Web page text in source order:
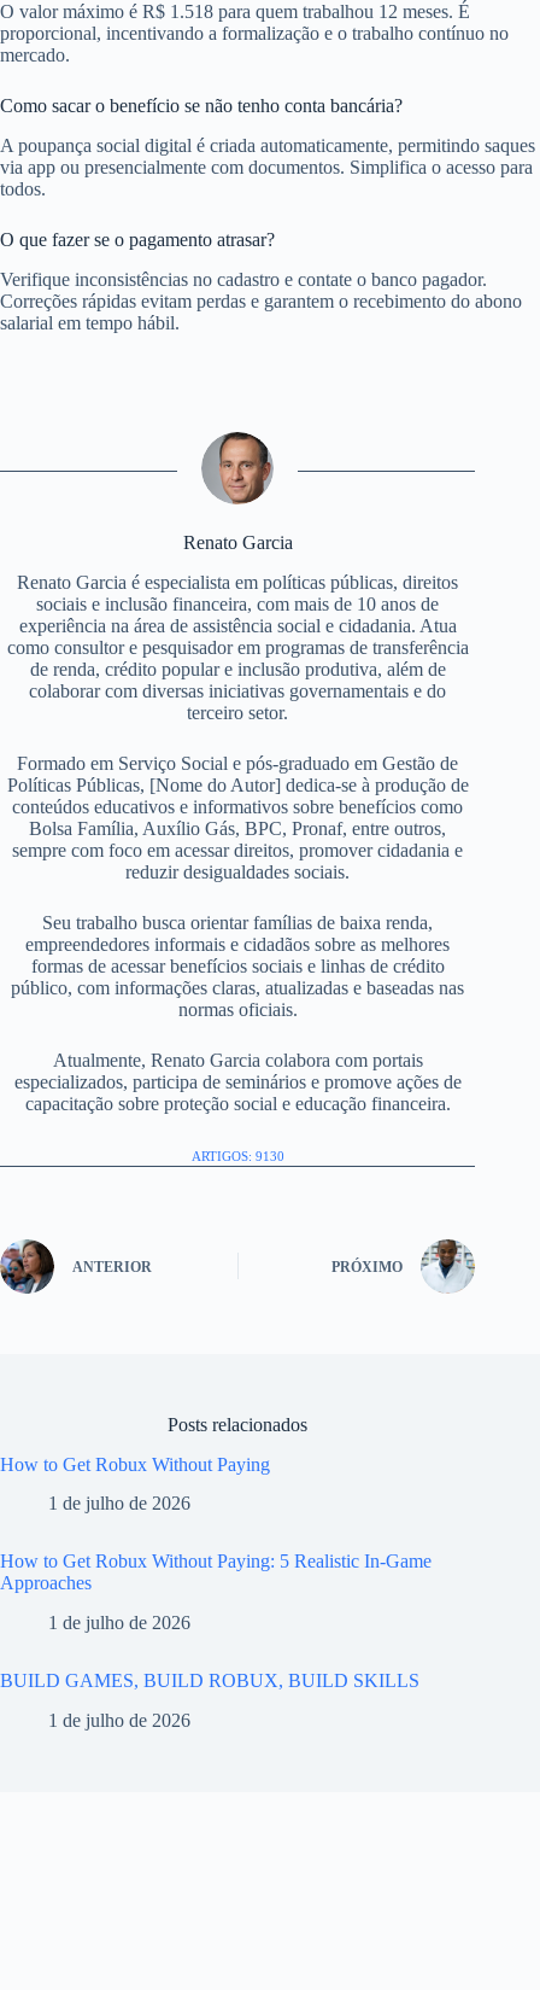
O valor máximo é R$ 1.518 para quem trabalhou 12 meses. É
proporcional, incentivando a formalização e o trabalho contínuo no
mercado.
Como sacar o benefício se não tenho conta bancária?
A poupança social digital é criada automaticamente, permitindo saques
via app ou presencialmente com documentos. Simplifica o acesso para
todos.
O que fazer se o pagamento atrasar?
Verifique inconsistências no cadastro e contate o banco pagador.
Correções rápidas evitam perdas e garantem o recebimento do abono
salarial em tempo hábil.
Renato Garcia
Renato Garcia é especialista em políticas públicas, direitos
sociais e inclusão financeira, com mais de 10 anos de
experiência na área de assistência social e cidadania. Atua
como consultor e pesquisador em programas de transferência
de renda, crédito popular e inclusão produtiva, além de
colaborar com diversas iniciativas governamentais e do
terceiro setor.
Formado em Serviço Social e pós-graduado em Gestão de
Políticas Públicas, [Nome do Autor] dedica-se à produção de
conteúdos educativos e informativos sobre benefícios como
Bolsa Família, Auxílio Gás, BPC, Pronaf, entre outros,
sempre com foco em acessar direitos, promover cidadania e
reduzir desigualdades sociais.
Seu trabalho busca orientar famílias de baixa renda,
empreendedores informais e cidadãos sobre as melhores
formas de acessar benefícios sociais e linhas de crédito
público, com informações claras, atualizadas e baseadas nas
normas oficiais.
Atualmente, Renato Garcia colabora com portais
especializados, participa de seminários e promove ações de
capacitação sobre proteção social e educação financeira.
ARTIGOS: 9130
ANTERIOR PRÓXIMO
Posts relacionados
How to Get Robux Without Paying
1 de julho de 2026
How to Get Robux Without Paying: 5 Realistic In-Game
Approaches
1 de julho de 2026
BUILD GAMES, BUILD ROBUX, BUILD SKILLS
1 de julho de 2026